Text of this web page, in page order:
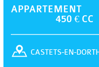
APPARTEMENT
450 € CC
CASTETS-EN-